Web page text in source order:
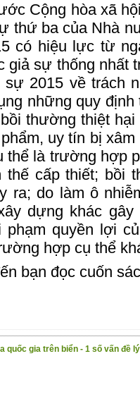
Cộng hòa xã
thứ ba của Nhà
có hiệu lực từ
giả sự thống nhất
2015 về trách
những quy
thường thiệt
uy tín bị
thể là trường hợp
thế cấp thiết; bồi
ra; do làm ô
dựng khác
phạm quyền lợi
hợp cụ thể
bạn đọc cuốn
quốc gia trên biển - 1 số vấn đề